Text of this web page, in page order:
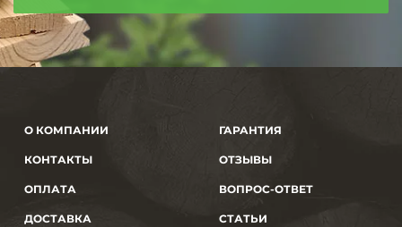
О КОМПАНИИ
КОНТАКТЫ
ОПЛАТА
ДОСТАВКА
ГАРАНТИЯ
ОТЗЫВЫ
ВОПРОС-ОТВЕТ
СТАТЬИ